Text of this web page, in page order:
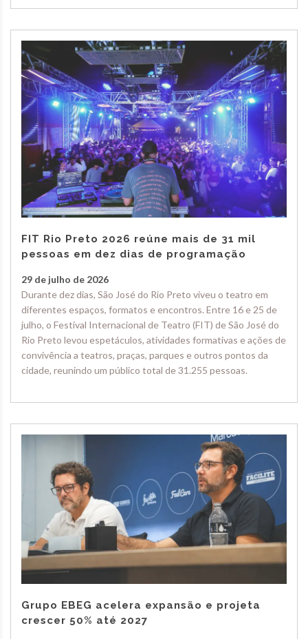
FIT Rio Preto 2026 reúne mais de 31 mil
pessoas em dez dias de programação
29 de julho de 2026
Durante dez dias, São José do Rio Preto viveu o teatro em
diferentes espaços, formatos e encontros. Entre 16 e 25 de
julho, o Festival Internacional de Teatro (FIT) de São José do
Rio Preto levou espetáculos, atividades formativas e ações de
convivência a teatros, praças, parques e outros pontos da
cidade, reunindo um público total de 31.255 pessoas.
Grupo EBEG acelera expansão e projeta
crescer 50% até 2027